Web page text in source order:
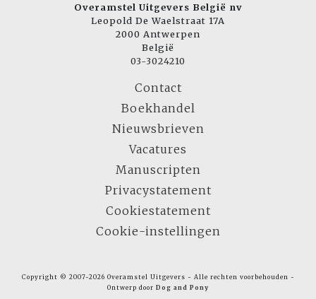
Overamstel Uitgevers België nv
Leopold De Waelstraat 17A
2000 Antwerpen
België
03-3024210
Contact
Boekhandel
Nieuwsbrieven
Vacatures
Manuscripten
Privacystatement
Cookiestatement
Cookie-instellingen
Copyright © 2007-2026 Overamstel Uitgevers - Alle rechten voorbehouden -
Ontwerp door Dog and Pony